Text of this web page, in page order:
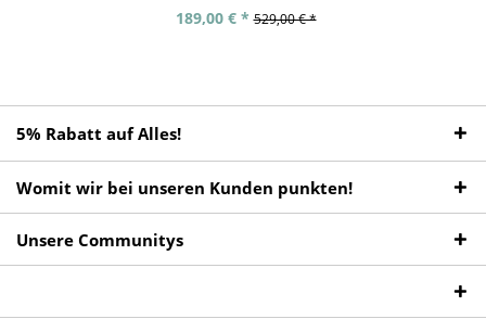
189,00 € * 529,00 € *
5% Rabatt auf Alles!
Womit wir bei unseren Kunden punkten!
Unsere Communitys